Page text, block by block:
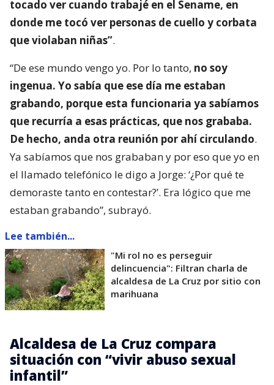
tocado ver cuando trabajé en el Sename, en
donde me tocó ver personas de cuello y corbata
que violaban niñas”.
“De ese mundo vengo yo. Por lo tanto, no soy
ingenua. Yo sabía que ese día me estaban
grabando, porque esta funcionaria ya sabíamos
que recurría a esas prácticas, que nos grababa.
De hecho, anda otra reunión por ahí circulando.
Ya sabíamos que nos grababan y por eso que yo en
el llamado telefónico le digo a Jorge: ‘¿Por qué te
demoraste tanto en contestar?’. Era lógico que me
estaban grabando”, subrayó.
Lee también...
"Mi rol no es perseguir
delincuencia": Filtran charla de
alcaldesa de La Cruz por sitio con
marihuana
Alcaldesa de La Cruz compara
situación con “vivir abuso sexual
infantil”